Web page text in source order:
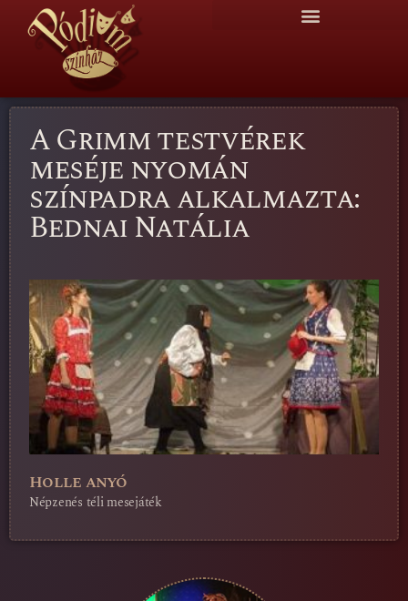
A Grimm testvérek
meséje nyomán
színpadra alkalmazta:
Bednai Natália
Holle anyó
Népzenés téli mesejáték